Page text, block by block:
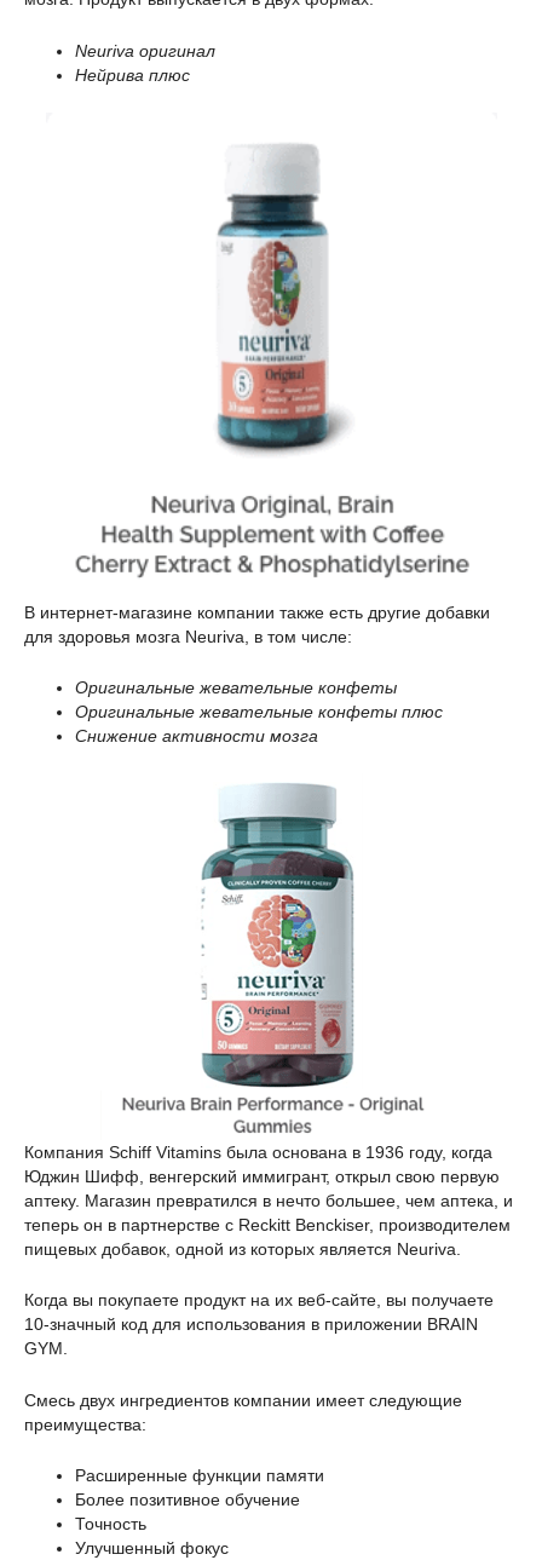
Neuriva оригинал
Нейрива плюс
В интернет-магазине компании также есть другие добавки
для здоровья мозга Neuriva, в том числе:
Оригинальные жевательные конфеты
Оригинальные жевательные конфеты плюс
Снижение активности мозга
Компания Schiff Vitamins была основана в 1936 году, когда
Юджин Шифф, венгерский иммигрант, открыл свою первую
аптеку. Магазин превратился в нечто большее, чем аптека, и
теперь он в партнерстве с Reckitt Benckiser, производителем
пищевых добавок, одной из которых является Neuriva.
Когда вы покупаете продукт на их веб-сайте, вы получаете
10-значный код для использования в приложении BRAIN
GYM.
Смесь двух ингредиентов компании имеет следующие
преимущества:
Расширенные функции памяти
Более позитивное обучение
Точность
Улучшенный фокус